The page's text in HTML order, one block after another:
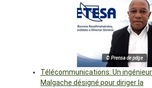
© Prensa de pdge
Télécommunications: Un ingénieur
Malgache désigné pour diriger la